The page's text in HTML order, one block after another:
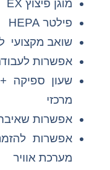
מוגן פיצוץ EX
פילטר HEPA
שואב מקצועי
אפשרות
שעון ספיקה
מרכזי
אפשרות שאיבה
אפשרות
מערכת אוויר